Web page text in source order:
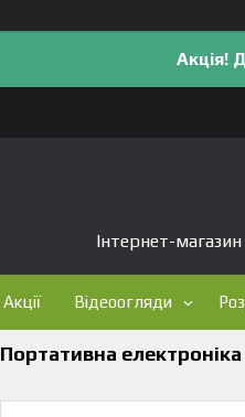
Акція!
Інтернет-
Акції Відеоогляди
Портативна електроніка